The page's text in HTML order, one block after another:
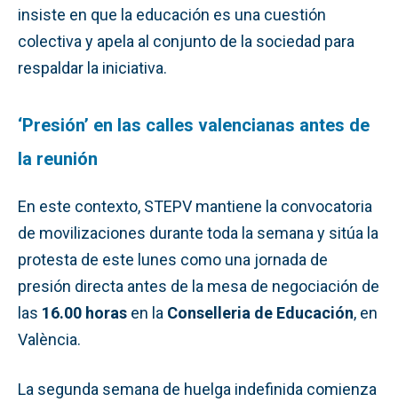
insiste en que la educación es una cuestión
colectiva y apela al conjunto de la sociedad para
respaldar la iniciativa.
‘Presión’ en las calles valencianas antes de
la reunión
En este contexto, STEPV mantiene la convocatoria
de movilizaciones durante toda la semana y sitúa la
protesta de este lunes como una jornada de
presión directa antes de la mesa de negociación de
las 16.00 horas en la Conselleria de Educación, en
València.
La segunda semana de huelga indefinida comienza